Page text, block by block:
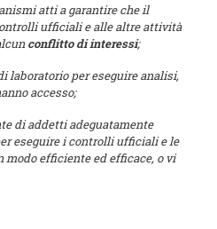
atti a garantire che il
ufficiali e alle altre attività
conflitto di interessi;
laboratorio per eseguire analisi,
accesso;
di addetti adeguatamente
eseguire i controlli ufficiali e le
efficiente ed efficace, o vi